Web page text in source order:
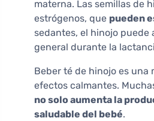
materna. Las semillas de
estrógenos, que pueden
sedantes, el hinojo puede
general durante la
Beber té de hinojo es
efectos calmantes.
no solo aumenta la
saludable del bebé.